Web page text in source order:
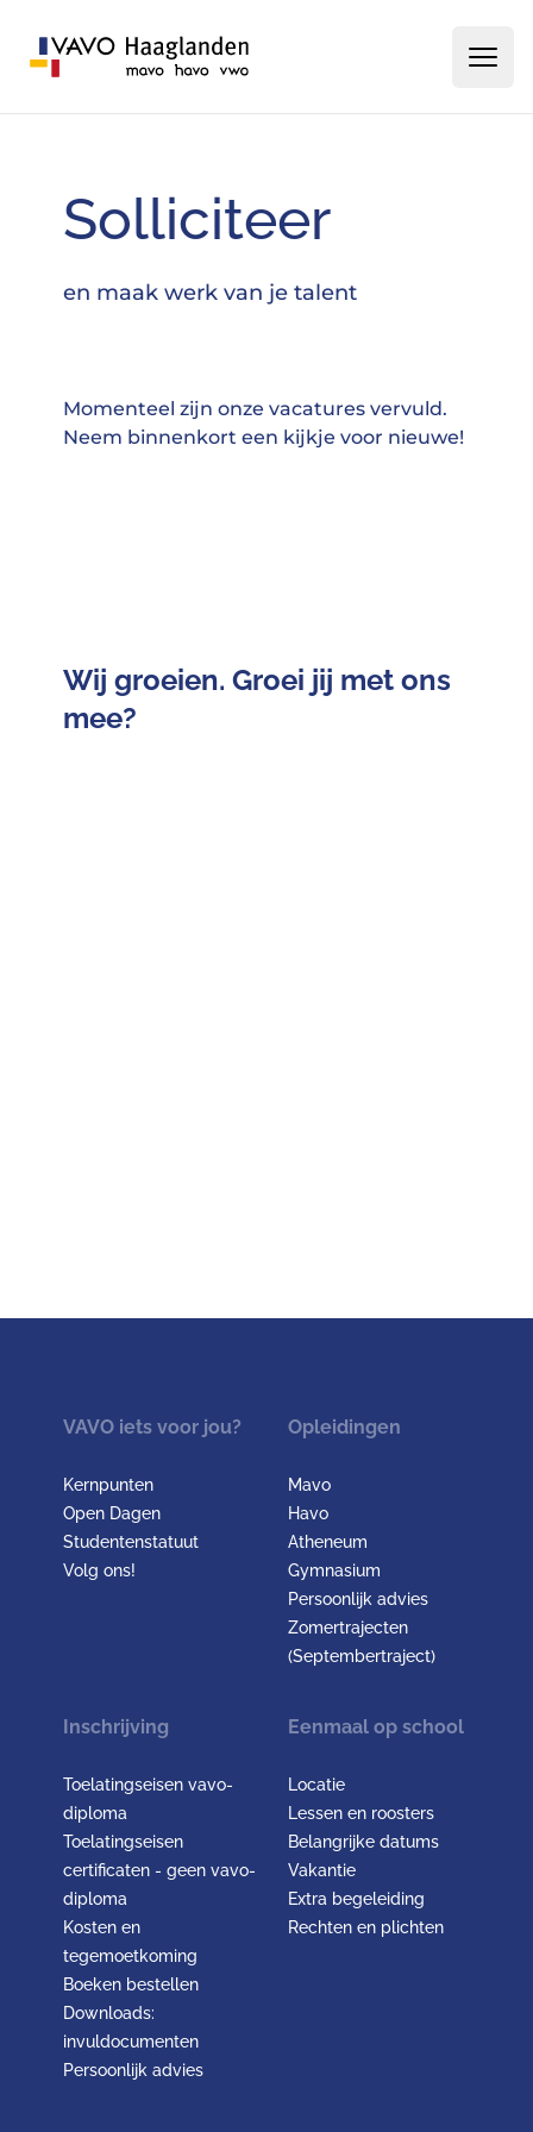
Solliciteer
en maak werk van je talent
Momenteel zijn onze vacatures vervuld.
Neem binnenkort een kijkje voor nieuwe!
Wij groeien. Groei jij met ons
mee?
VAVO iets voor jou?
Kernpunten
Open Dagen
Studentenstatuut
Volg ons!
Opleidingen
Mavo
Havo
Atheneum
Gymnasium
Persoonlijk advies
Zomertrajecten
(Septembertraject)
Inschrijving
Toelatingseisen vavo-
diploma
Toelatingseisen
certificaten - geen vavo-
diploma
Kosten en
tegemoetkoming
Boeken bestellen
Downloads:
invuldocumenten
Persoonlijk advies
Eenmaal op school
Locatie
Lessen en roosters
Belangrijke datums
Vakantie
Extra begeleiding
Rechten en plichten